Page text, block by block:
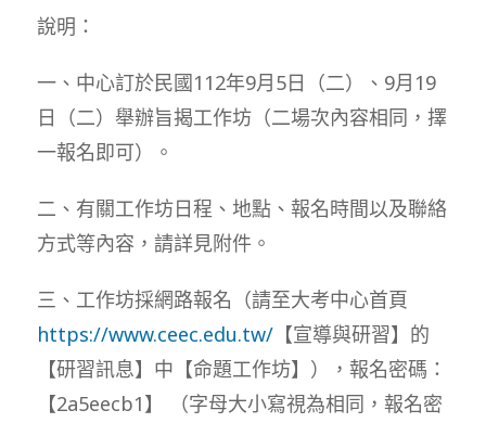
說明：
一、中心訂於民國112年9月5日（二）、9月19
日（二）舉辦旨揭工作坊（二場次內容相同，擇
一報名即可）。
二、有關工作坊日程、地點、報名時間以及聯絡
方式等內容，請詳見附件。
三、工作坊採網路報名（請至大考中心首頁
https://www.ceec.edu.tw/【宣導與研習】的
【研習訊息】中【命題工作坊】），報名密碼：
【2a5eecb1】 （字母大小寫視為相同，報名密